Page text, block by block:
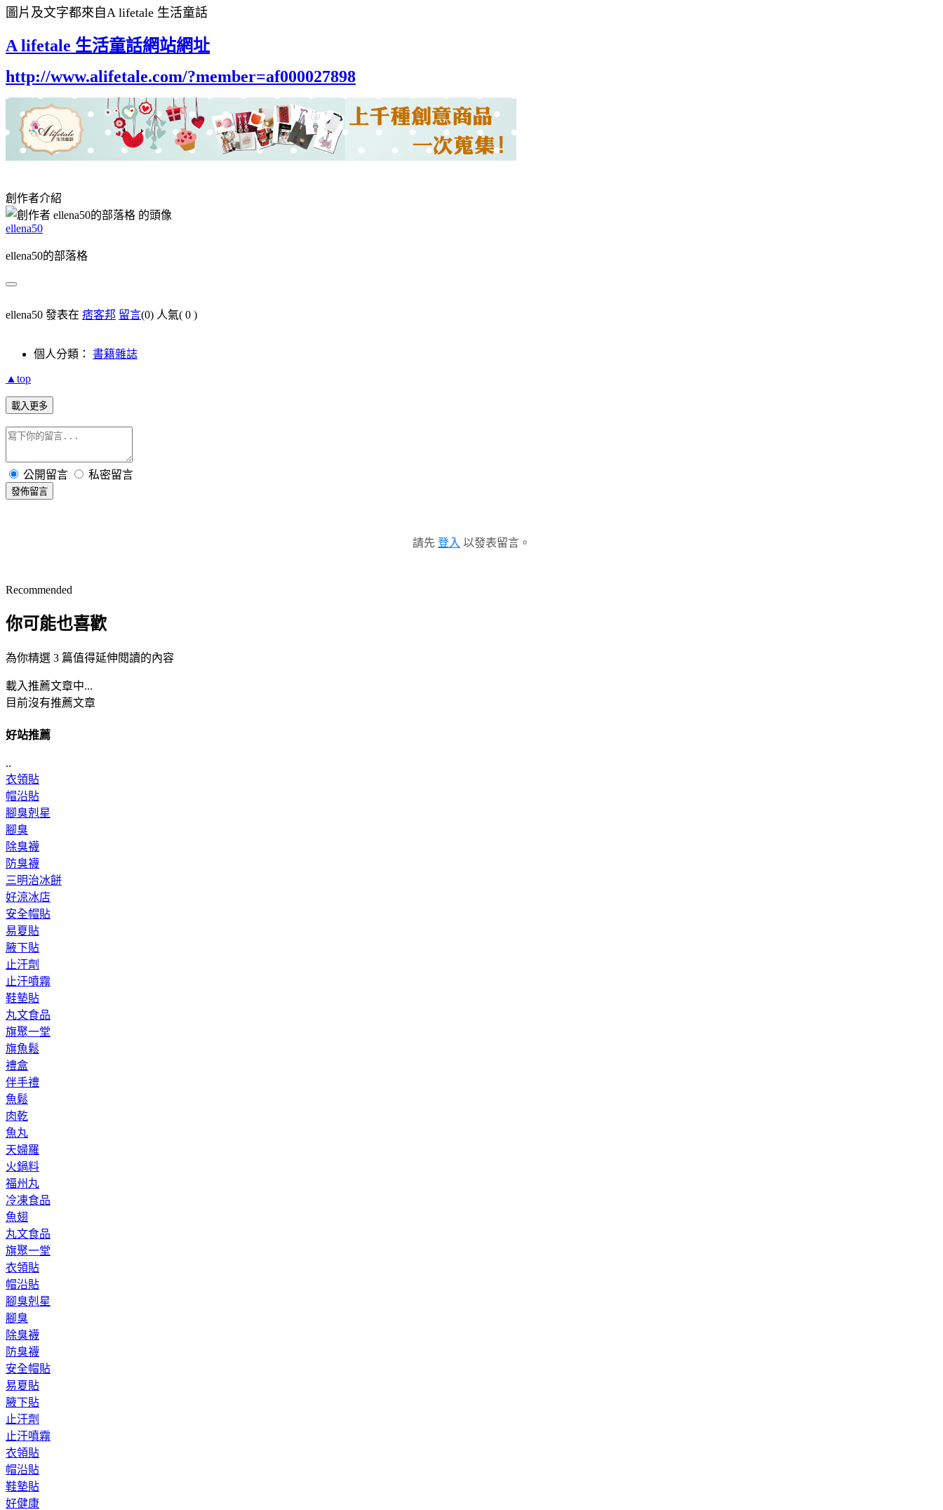
圖片及文字都來自A lifetale 生活童話
A lifetale 生活童話網站網址
http://www.alifetale.com/?member=af000027898
創作者介紹
ellena50
ellena50的部落格
ellena50 發表在 痞客邦 留言(0) 人氣( 0 )
個人分類： 書籍雜誌
▲top
載入更多
公開留言 私密留言
發佈留言
請先 登入 以發表留言。
Recommended
你可能也喜歡
為你精選 3 篇值得延伸閱讀的內容
載入推薦文章中...
目前沒有推薦文章
好站推薦
..
衣領貼
帽沿貼
腳臭剋星
腳臭
除臭襪
防臭襪
三明治冰餅
好涼冰店
安全帽貼
易夏貼
腋下貼
止汗劑
止汗噴霧
鞋墊貼
丸文食品
旗聚一堂
旗魚鬆
禮盒
伴手禮
魚鬆
肉乾
魚丸
天婦羅
火鍋料
福州丸
冷凍食品
魚翅
丸文食品
旗聚一堂
衣領貼
帽沿貼
腳臭剋星
腳臭
除臭襪
防臭襪
安全帽貼
易夏貼
腋下貼
止汗劑
止汗噴霧
衣領貼
帽沿貼
鞋墊貼
好健康